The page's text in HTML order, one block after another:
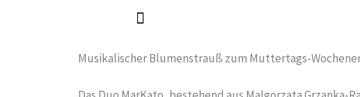
Musikalischer Blumenstrauß zum Muttertags-